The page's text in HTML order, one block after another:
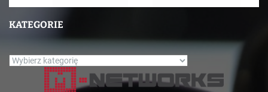
KATEGORIE
K